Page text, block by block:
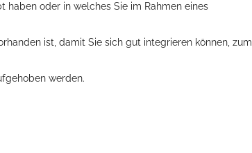
haben oder in welches Sie im Rahmen eines
ist, damit Sie sich gut integrieren können, zum
werden.